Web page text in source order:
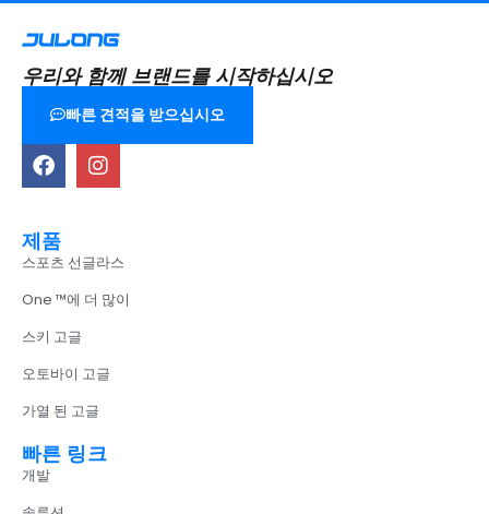
우리와 함께 브랜드를 시작하십시오
빠른 견적을 받으십시오
제품
스포츠 선글라스
One ™에 더 많이
스키 고글
오토바이 고글
가열 된 고글
빠른 링크
개발